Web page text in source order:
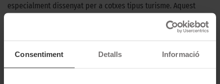
Consentiment Detalls Informació
especialment dissenyat per a cotxes tipus turisme. Aquest
CARACTERÍSTIQUES TÈCNIQUES